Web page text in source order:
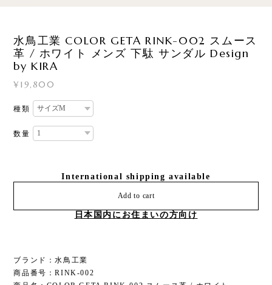
水鳥工業 COLOR GETA RINK-002 スムース
革 / ホワイト メンズ 下駄 サンダル Design
by KIRA
¥19,800
種類
数量
International shipping available
Add to cart
日本国内にお住まいの方向け
ブランド：水鳥工業
商品番号：RINK-002